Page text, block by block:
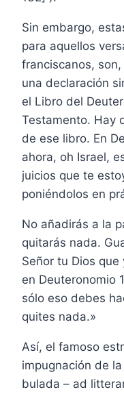
Sin embargo,
para aquellos
franciscanos,
una declaración
el Libro del
Testamento. Hay
de ese libro. En
ahora, oh Israel,
juicios que te
poniéndolos en
No añadirás a la
quitarás nada.
Señor tu Dios
en Deuteronomio
sólo eso debes
quites nada.»
Así, el famoso
impugnación de
bulada – ad